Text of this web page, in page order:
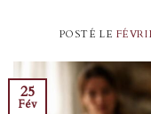
POSTÉ LE
25
Fév